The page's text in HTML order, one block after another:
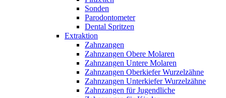
Sonden
Parodontometer
Dental Spritzen
Extraktion
Zahnzangen
Zahnzangen Obere Molaren
Zahnzangen Untere Molaren
Zahnzangen Oberkiefer Wurzelzähne
Zahnzangen Unterkiefer Wurzelzähne
Zahnzangen für Jugendliche